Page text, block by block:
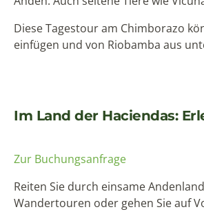
Diese Tagestour am Chimborazo
einfügen und von Riobamba aus
Im Land der Haciendas:
Zur Buchungsanfrage
Reiten Sie durch einsame
Wandertouren oder gehen Sie auf